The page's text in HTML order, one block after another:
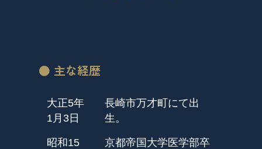
● 主な経歴
大正5年
1月3日
長崎市万才町にて出
生。
昭和15
京都帝国大学医学部卒